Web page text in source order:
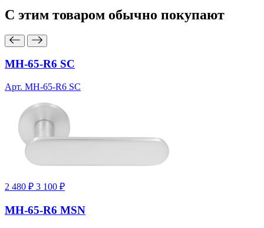
С этим товаром обычно покупают
MH-65-R6 SC
Арт. MH-65-R6 SC
2 480 ₽ 3 100 ₽
MH-65-R6 MSN